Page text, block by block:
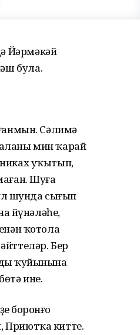
Йәрмәкәй
була.
Сәлимә
мин ҡарай
уҡытып,
Шуға
шунда сығып
йүнәләһең,
ҡотола
Бер
ҡуйынына
ине.
боронғо
Приютҡа китте.